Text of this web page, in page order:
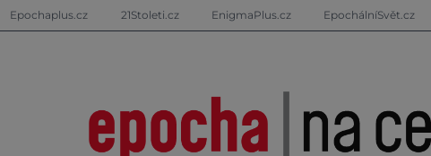
Epochaplus.cz 21Stoleti.cz EnigmaPlus.cz EpochálníSvět.cz